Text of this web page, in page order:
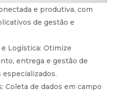
e produtiva, com
de gestão e
Logística: Otimize
entrega e gestão de
Coleta de dados em campo